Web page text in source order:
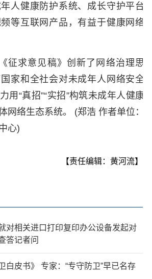
人健康防护系统、成长守护平台
等互联网产品，有益于健康网络
征求意见稿》创新了网络治理思
家和全社会对未成年人网络安全
用“真招”“实招”构筑未成年人健康
网络生态系统。 (郑浩 作者单位：
心)
【责任编辑：黄河流】
对相关进口打印复印办公设备发起对
答记者问
白皮书》 专家：“专守防卫”早已名存